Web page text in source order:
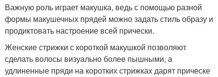
Важную роль играет макушка, ведь с помощью разной
формы макушечных прядей можно задать стиль образу и
продиктовать настроение всей прически.
Женские стрижки с короткой макушкой позволяют
сделать волосы визуально более пышными, а
удлиненные пряди на коротких стрижках дарят прическе